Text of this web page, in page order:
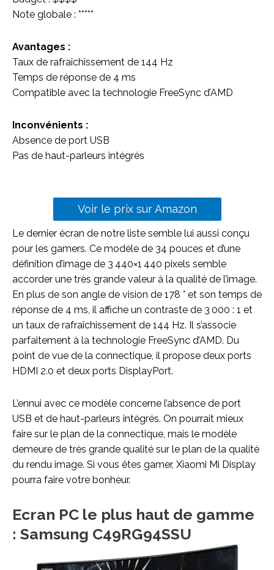
Note globale : *****
Avantages :
Taux de rafraîchissement de 144 Hz
Temps de réponse de 4 ms
Compatible avec la technologie FreeSync d’AMD
Inconvénients :
Absence de port USB
Pas de haut-parleurs intégrés
Voir le prix sur Amazon
Le dernier écran de notre liste semble lui aussi conçu
pour les gamers. Ce modèle de 34 pouces et d’une
définition d’image de 3 440×1 440 pixels semble
accorder une très grande valeur à la qualité de l’image.
En plus de son angle de vision de 178 ° et son temps de
réponse de 4 ms, il affiche un contraste de 3 000 : 1 et
un taux de rafraîchissement de 144 Hz. Il s’associe
parfaitement à la technologie FreeSync d’AMD. Du
point de vue de la connectique, il propose deux ports
HDMI 2.0 et deux ports DisplayPort.
L’ennui avec ce modèle concerne l’absence de port
USB et de haut-parleurs intégrés. On pourrait mieux
faire sur le plan de la connectique, mais le modèle
demeure de très grande qualité sur le plan de la qualité
du rendu image. Si vous êtes gamer, Xiaomi Mi Display
pourra faire votre bonheur.
Ecran PC le plus haut de gamme
: Samsung C49RG94SSU